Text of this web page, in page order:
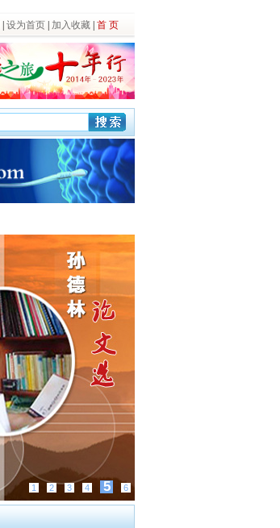
设为首页 加入收藏 首 页
1 2 3 4 5 6